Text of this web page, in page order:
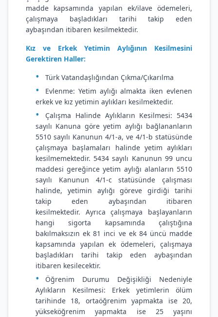
madde kapsamında yapılan ek/ilave ödemeleri,
çalışmaya başladıkları tarihi takip eden
aybaşından itibaren kesilmektedir.
Kız ve Erkek Yetimin Aylığının Kesilmesini
Gerektiren Haller:
Türk Vatandaşlığından Çıkma/Çıkarılma
Evlenme: Yetim aylığı almakta iken evlenen
erkek ve kız yetimin aylıkları kesilmektedir.
Çalışma Halinde Aylıkların Kesilmesi: 5434
sayılı Kanuna göre yetim aylığı bağlananların
5510 sayılı Kanunun 4/1-a, ve 4/1-b statüsünde
çalışmaya başlamaları halinde yetim aylıkları
kesilmemektedir. 5434 sayılı Kanunun 99 uncu
maddesi gereğince yetim aylığı alanların 5510
sayılı Kanunun 4/1-c statüsünde çalışması
halinde, yetimin aylığı göreve girdiği tarihi
takip eden aybaşından itibaren
kesilmektedir. Ayrıca çalışmaya başlayanların
hangi sigorta kapsamında çalıştığına
bakılmaksızın ek 81 inci ve ek 84 üncü madde
kapsamında yapılan ek ödemeleri, çalışmaya
başladıkları tarihi takip eden aybaşından
itibaren kesilecektir.
Öğrenim Durumu Değişikliği Nedeniyle
Aylıkların Kesilmesi: Erkek yetimlerin ölüm
tarihinde 18, ortaöğrenim yapmakta ise 20,
yükseköğrenim yapmakta ise 25 yaşını